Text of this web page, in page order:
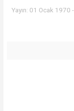
Yayın: 01 Ocak